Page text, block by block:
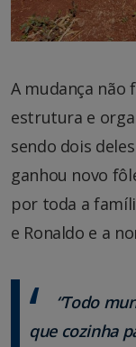
A mudança não
estrutura e
sendo dois
ganhou novo
por toda a
e Ronaldo e a
“Todo
que cozinha